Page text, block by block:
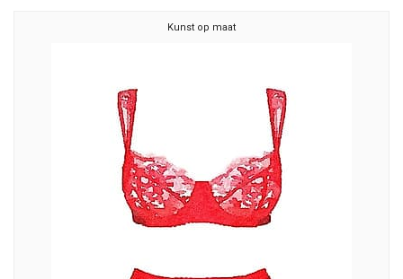
Kunst op maat